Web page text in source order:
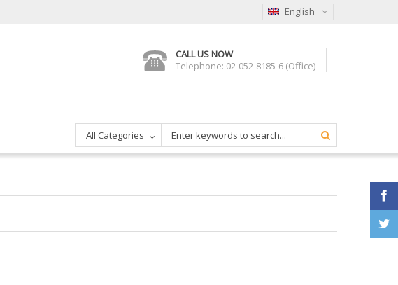
English
CALL US NOW
Telephone: 02-052-8185-6 (Office)
All Categories